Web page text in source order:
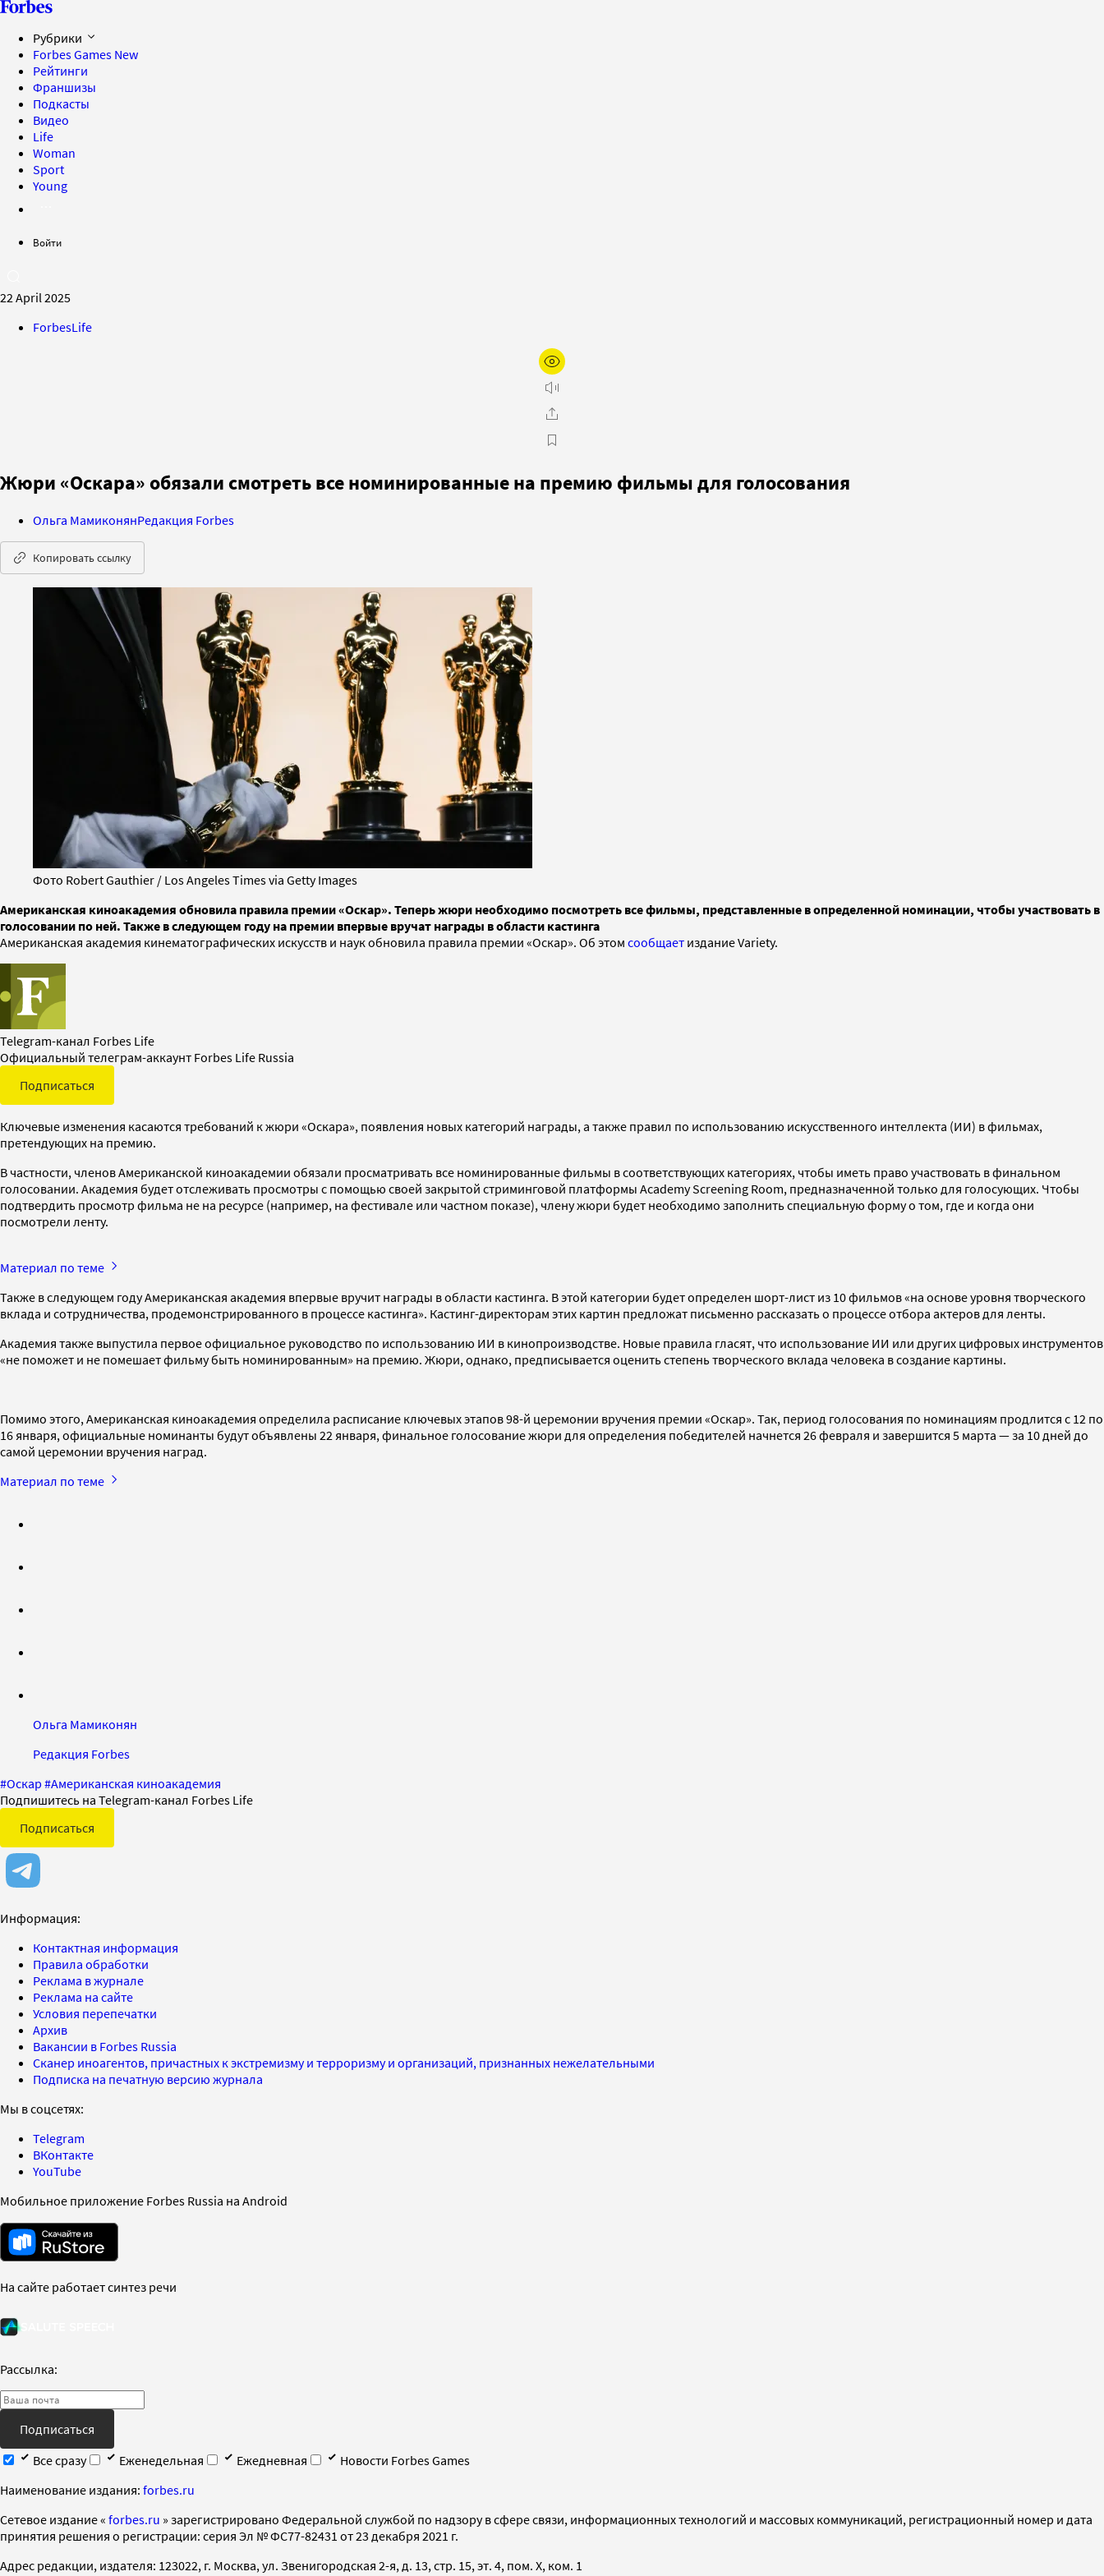
Рубрики
Forbes Games New
Рейтинги
Франшизы
Подкасты
Видео
Life
Woman
Sport
Young
Войти
22 April 2025
ForbesLife
Жюри «Оскара» обязали смотреть все номинированные на премию фильмы для голосования
Ольга МамиконянРедакция Forbes
Копировать ссылку
Фото Robert Gauthier / Los Angeles Times via Getty Images
Американская киноакадемия обновила правила премии «Оскар». Теперь жюри необходимо посмотреть все фильмы, представленные в определенной номинации, чтобы участвовать в
голосовании по ней. Также в следующем году на премии впервые вручат награды в области кастинга
Американская академия кинематографических искусств и наук обновила правила премии «Оскар». Об этом сообщает издание Variety.
Telegram-канал Forbes Life
Официальный телеграм-аккаунт Forbes Life Russia
Подписаться
Ключевые изменения касаются требований к жюри «Оскара», появления новых категорий награды, а также правил по использованию искусственного интеллекта (ИИ) в фильмах,
претендующих на премию.
В частности, членов Американской киноакадемии обязали просматривать все номинированные фильмы в соответствующих категориях, чтобы иметь право участвовать в финальном
голосовании. Академия будет отслеживать просмотры с помощью своей закрытой стриминговой платформы Academy Screening Room, предназначенной только для голосующих. Чтобы
подтвердить просмотр фильма не на ресурсе (например, на фестивале или частном показе), члену жюри будет необходимо заполнить специальную форму о том, где и когда они
посмотрели ленту.
Материал по теме
Также в следующем году Американская академия впервые вручит награды в области кастинга. В этой категории будет определен шорт-лист из 10 фильмов «на основе уровня творческого
вклада и сотрудничества, продемонстрированного в процессе кастинга». Кастинг-директорам этих картин предложат письменно рассказать о процессе отбора актеров для ленты.
Академия также выпустила первое официальное руководство по использованию ИИ в кинопроизводстве. Новые правила гласят, что использование ИИ или других цифровых инструментов
«не поможет и не помешает фильму быть номинированным» на премию. Жюри, однако, предписывается оценить степень творческого вклада человека в создание картины.
Помимо этого, Американская киноакадемия определила расписание ключевых этапов 98-й церемонии вручения премии «Оскар». Так, период голосования по номинациям продлится с 12 по
16 января, официальные номинанты будут объявлены 22 января, финальное голосование жюри для определения победителей начнется 26 февраля и завершится 5 марта — за 10 дней до
самой церемонии вручения наград.
Материал по теме
Ольга Мамиконян
Редакция Forbes
#Оскар #Американская киноакадемия
Подпишитесь на Telegram-канал Forbes Life
Подписаться
Информация:
Контактная информация
Правила обработки
Реклама в журнале
Реклама на сайте
Условия перепечатки
Архив
Вакансии в Forbes Russia
Сканер иноагентов, причастных к экстремизму и терроризму и организаций, признанных нежелательными
Подписка на печатную версию журнала
Мы в соцсетях:
Telegram
ВКонтакте
YouTube
Мобильное приложение Forbes Russia на Android
На сайте работает синтез речи
Рассылка:
Подписаться
Все сразу
Еженедельная Ежедневная
Новости Forbes Games
Наименование издания: forbes.ru
Cетевое издание « forbes.ru » зарегистрировано Федеральной службой по надзору в сфере связи, информационных технологий и массовых коммуникаций, регистрационный номер и дата
принятия решения о регистрации: серия Эл № ФС77-82431 от 23 декабря 2021 г.
Адрес редакции, издателя: 123022, г. Москва, ул. Звенигородская 2-я, д. 13, стр. 15, эт. 4, пом. X, ком. 1